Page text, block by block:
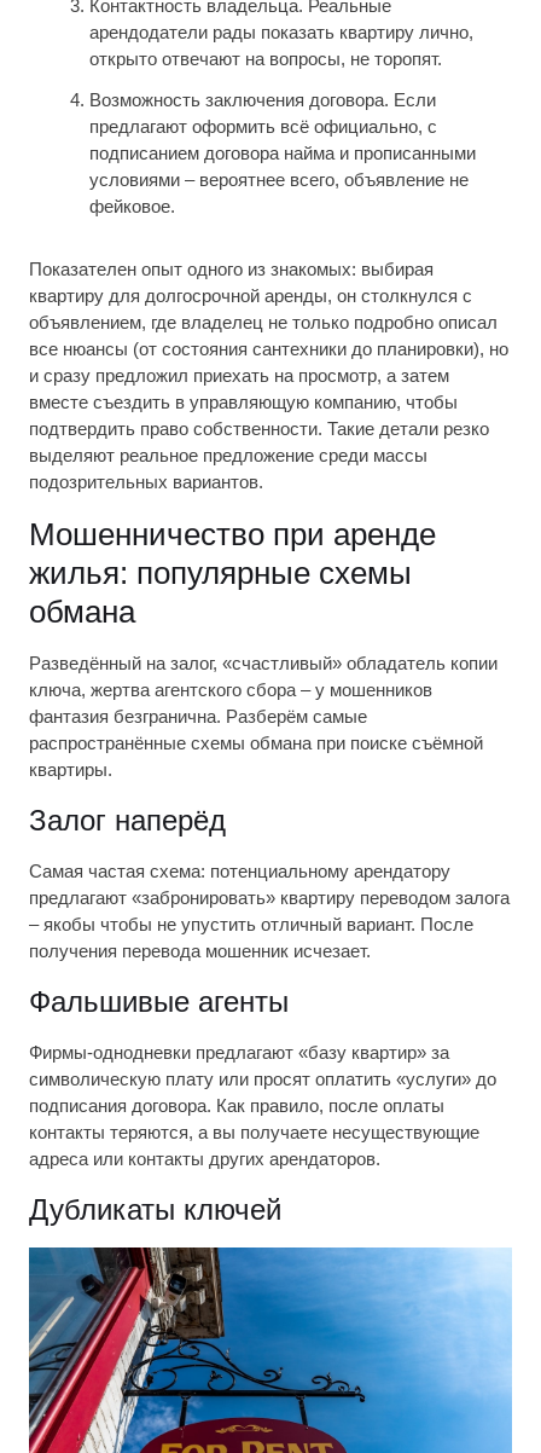
Контактность владельца. Реальные
арендодатели рады показать квартиру лично,
открыто отвечают на вопросы, не торопят.
Возможность заключения договора. Если
предлагают оформить всё официально, с
подписанием договора найма и прописанными
условиями – вероятнее всего, объявление не
фейковое.
Показателен опыт одного из знакомых: выбирая
квартиру для долгосрочной аренды, он столкнулся с
объявлением, где владелец не только подробно описал
все нюансы (от состояния сантехники до планировки), но
и сразу предложил приехать на просмотр, а затем
вместе съездить в управляющую компанию, чтобы
подтвердить право собственности. Такие детали резко
выделяют реальное предложение среди массы
подозрительных вариантов.
Мошенничество при аренде
жилья: популярные схемы
обмана
Разведённый на залог, «счастливый» обладатель копии
ключа, жертва агентского сбора – у мошенников
фантазия безгранична. Разберём самые
распространённые схемы обмана при поиске съёмной
квартиры.
Залог наперёд
Самая частая схема: потенциальному арендатору
предлагают «забронировать» квартиру переводом залога
– якобы чтобы не упустить отличный вариант. После
получения перевода мошенник исчезает.
Фальшивые агенты
Фирмы-однодневки предлагают «базу квартир» за
символическую плату или просят оплатить «услуги» до
подписания договора. Как правило, после оплаты
контакты теряются, а вы получаете несуществующие
адреса или контакты других арендаторов.
Дубликаты ключей